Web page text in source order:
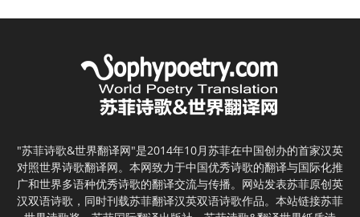
"苏菲诗歌&世界翻译网"是2014年10月苏菲在中国创办的首家汉英
对照世界诗歌翻译网。本网致力于中国优秀诗歌的翻译与国际化推
广和世界多语种优秀诗歌的翻译交流与传播。网站发表苏菲原创英
汉双语诗歌，同时刊载苏菲翻译汉英双语诗歌作品。本站链接苏菲